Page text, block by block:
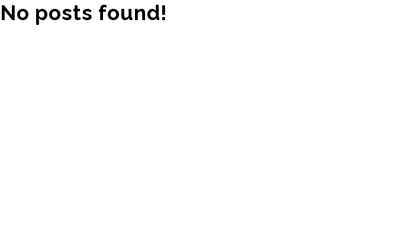
No posts found!